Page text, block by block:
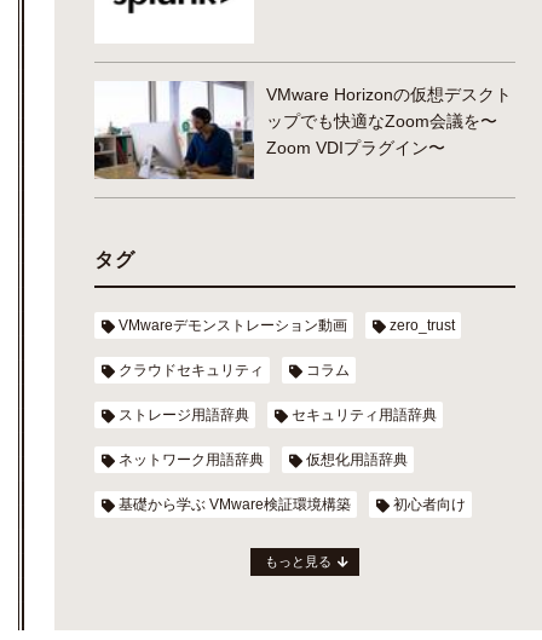
VMware Horizonの仮想デスクト
ップでも快適なZoom会議を〜
Zoom VDIプラグイン〜
タグ
VMwareデモンストレーション動画 zero_trust
クラウドセキュリティ コラム
ストレージ用語辞典 セキュリティ用語辞典
ネットワーク用語辞典 仮想化用語辞典
基礎から学ぶ VMware検証環境構築 初心者向け
もっと見る